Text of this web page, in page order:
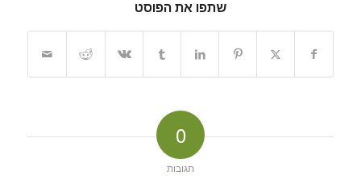
שתפו את הפוסט
0
תגובות